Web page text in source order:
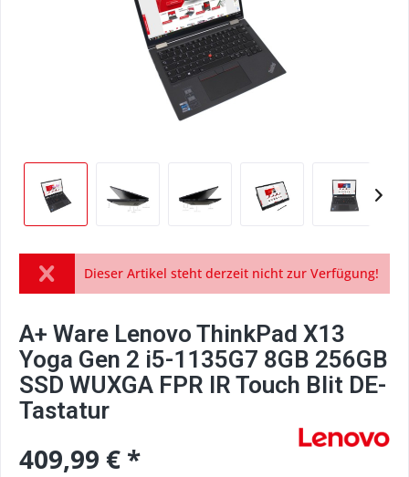
Dieser Artikel steht derzeit nicht zur Verfügung!
A+ Ware Lenovo ThinkPad X13
Yoga Gen 2 i5-1135G7 8GB 256GB
SSD WUXGA FPR IR Touch Blit DE-
Tastatur
409,99 € *